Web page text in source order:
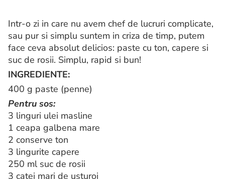
Intr-o zi in care nu avem chef de lucruri complicate,
sau pur si simplu suntem in criza de timp, putem
face ceva absolut delicios: paste cu ton, capere si
suc de rosii. Simplu, rapid si bun!
INGREDIENTE:
400 g paste (penne)
Pentru sos:
3 linguri ulei masline
1 ceapa galbena mare
2 conserve ton
3 lingurite capere
250 ml suc de rosii
3 catei mari de usturoi